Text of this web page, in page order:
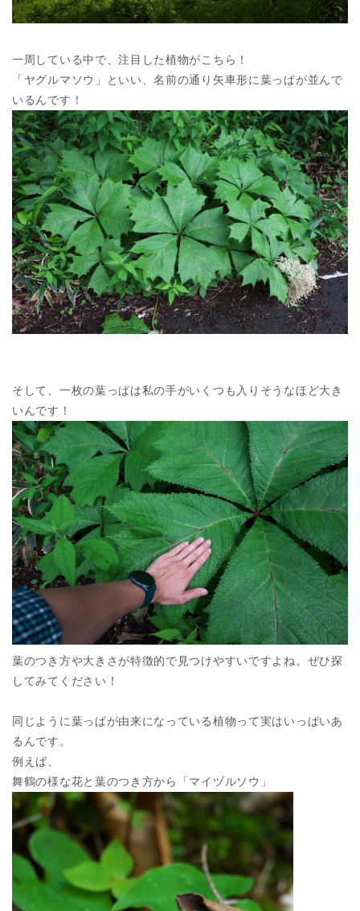
一周している中で、注目した植物がこちら！
「ヤグルマソウ」といい、名前の通り矢車形に葉っぱが並んで
いるんです！
そして、一枚の葉っぱは私の手がいくつも入りそうなほど大き
いんです！
葉のつき方や大きさが特徴的で見つけやすいですよね。ぜひ探
してみてください！
同じように葉っぱが由来になっている植物って実はいっぱいあ
るんです。
例えば、
舞鶴の様な花と葉のつき方から「マイヅルソウ」